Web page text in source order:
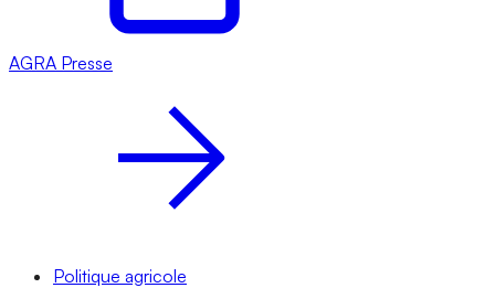
AGRA Presse
Politique agricole